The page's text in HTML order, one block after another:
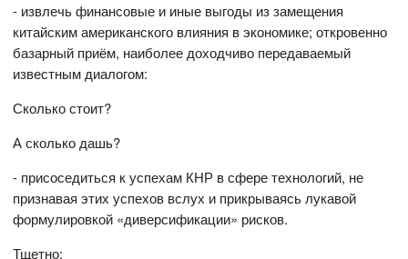
- извлечь финансовые и иные выгоды из замещения
китайским американского влияния в экономике; откровенно
базарный приём, наиболее доходчиво передаваемый
известным диалогом:
Сколько стоит?
А сколько дашь?
- присоседиться к успехам КНР в сфере технологий, не
признавая этих успехов вслух и прикрываясь лукавой
формулировкой «диверсификации» рисков.
Тщетно: